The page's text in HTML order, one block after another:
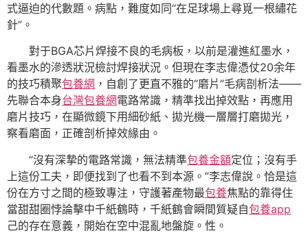
式逼迫的代數題。病點，難度如同“在足球場上尋覓一根繡花
針”。
對于BGA芯片焊接不良的毛病板，以前是灌進紅墨水，
看墨水的滲透狀況檢討焊接狀況。但現在李志偉憑仗20余年
的技巧積聚包養網 ，自創了更直不雅的“磨片”毛病剖析法——
先聯合本身台灣包養網電路常識，精準找出掉效點，再應用
磨片技巧，在顯微鏡下用細砂紙、拋光機一層層打磨拋光，
察看磨面，正確剖析掉效緣由。
“沒有深摯的電路常識，無法精準包養金額定位；沒有手
上這份工夫，即便找到了也看不到本源。”李志偉說。恰是這
份在方寸之間的極致專注，守護著產物最包養焦點的靠得住
當甜甜圈悖論擊中千紙鶴時，千紙鶴會瞬間質疑自包養app
己的存在意義，開始在空中混亂地盤旋。性。